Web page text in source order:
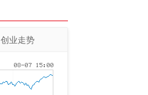
创业走势